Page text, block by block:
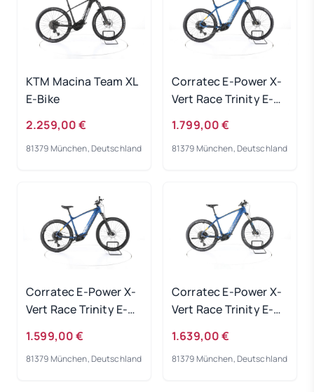
KTM Macina Team XL
E-Bike
2.259,00 €
81379 München, Deutschland
Corratec E-Power X-
Vert Race Trinity E-
1.799,00 €
81379 München, Deutschland
Corratec E-Power X-
Vert Race Trinity E-
1.599,00 €
81379 München, Deutschland
Corratec E-Power X-
Vert Race Trinity E-
1.639,00 €
81379 München, Deutschland